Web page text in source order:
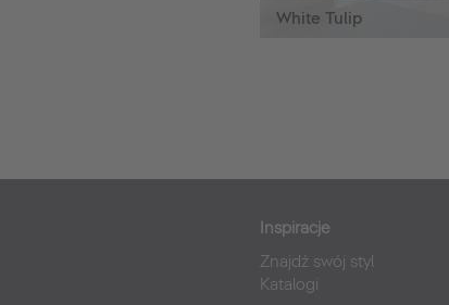
White Tulip
Inspiracje
Znajdź swój styl
Katalogi